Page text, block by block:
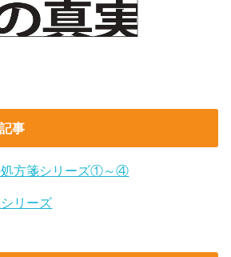
事
処方箋シリーズ①～④
リーズ